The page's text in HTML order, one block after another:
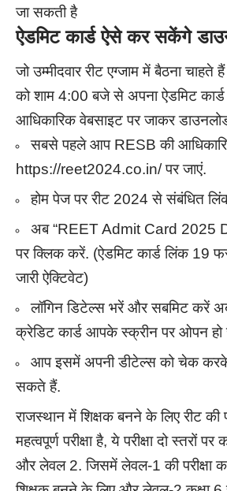
जा सकती है
ऐडमिट कार्ड ऐसे कर सकेंगे
जो उम्मीदवार रीट एग्जाम में बैठना
को शाम 4:00 बजे से अपना ऐडमिट
आधिकारिक वेबसाइट पर जाकर
सबसे पहले आप RESB की
https://reet2024.co.in/ पर जाएं.
होम पेज पर रीट 2024 से संबंधित
अब “REET Admit Card 2025
पर क्लिक करें. (ऐडमिट कार्ड लिंक 19
जारी ऐक्टिवेट)
लॉगिन डिटेल्स भरें और सबमिट करें
क्रेडिट कार्ड आपके स्क्रीन पर ओपन हो
आप इसमें अपनी डीटेल्स को चेक
सकते हैं.
राजस्थान में शिक्षक बनने के लिए रीट की
महत्वपूर्ण परीक्षा है, ये परीक्षा दो स्तरों
और लेवल 2. जिसमें लेवल-1 की परीक्षा